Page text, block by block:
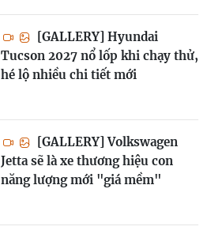
[GALLERY] Hyundai
Tucson 2027 nổ lốp khi chạy thử,
hé lộ nhiều chi tiết mới
[GALLERY] Volkswagen
Jetta sẽ là xe thương hiệu con
năng lượng mới "giá mềm"